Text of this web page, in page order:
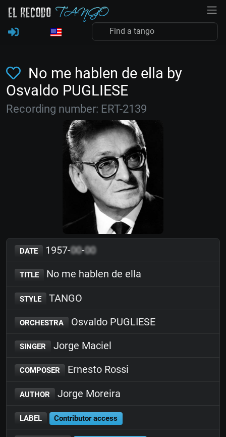
No me hablen de ella by
Osvaldo PUGLIESE
Recording number: ERT-2139
DATE 1957-00-00
TITLE No me hablen de ella
STYLE TANGO
ORCHESTRA Osvaldo PUGLIESE
SINGER Jorge Maciel
COMPOSER Ernesto Rossi
AUTHOR Jorge Moreira
LABEL Contributor access